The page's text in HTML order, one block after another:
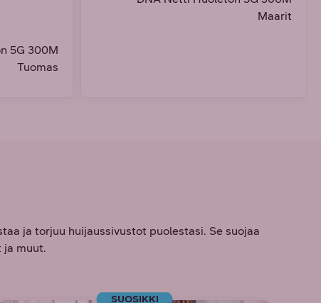
5G 300M
Tuomas
Maarit
ja torjuu huijaussivustot puolestasi. Se suojaa
muut.
SUOSIKKI